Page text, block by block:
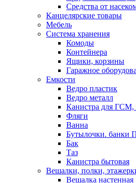
Средства от
Канцелярские товары
Мебель
Система хранения
Комоды
Контейнера
Ящики, корзины
Гаражное
Емкости
Ведро пластик
Ведро металл
Канистра для ГСМ,
Фляги
Ванна
Бутылочки. банки
Бак
Таз
Канистра бытовая
Вешалки, полки,
Вешалка настенная